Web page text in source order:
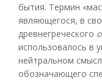
бытия. Термин
являющегося, в
древнегреческого
использовалось в
нейтральном
обозначающего